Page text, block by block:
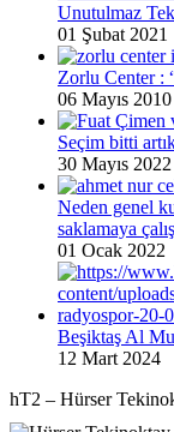
Unutulmaz
01 Şubat 2021
Zorlu Center :
06 Mayıs 2010
Seçim bitti
30 Mayıs 2022
Neden genel
saklamaya
01 Ocak 2022
Beşiktaş Al
12 Mart 2024
hT2 – Hürser